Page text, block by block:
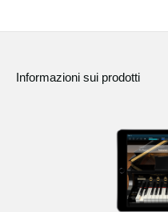
Informazioni sui prodotti